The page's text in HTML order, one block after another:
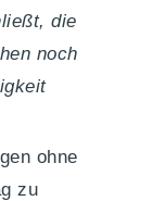
die
noch
ohne
zu